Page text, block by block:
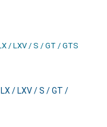
/ LXV / S / GT /